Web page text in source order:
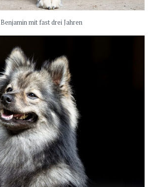
Benjamin mit fast drei Jahren